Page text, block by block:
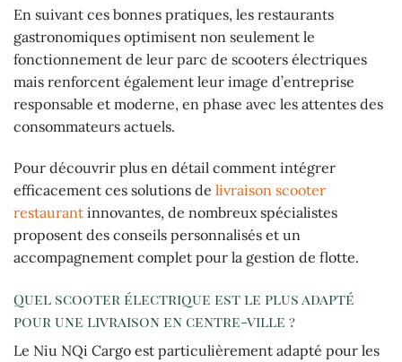
En suivant ces bonnes pratiques, les restaurants
gastronomiques optimisent non seulement le
fonctionnement de leur parc de scooters électriques
mais renforcent également leur image d’entreprise
responsable et moderne, en phase avec les attentes des
consommateurs actuels.
Pour découvrir plus en détail comment intégrer
efficacement ces solutions de livraison scooter
restaurant innovantes, de nombreux spécialistes
proposent des conseils personnalisés et un
accompagnement complet pour la gestion de flotte.
Quel scooter électrique est le plus adapté
pour une livraison en centre-ville ?
Le Niu NQi Cargo est particulièrement adapté pour les